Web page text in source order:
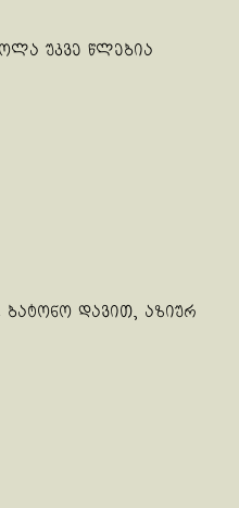
უკვე წლებია
ბატონო დავით, აზიურ